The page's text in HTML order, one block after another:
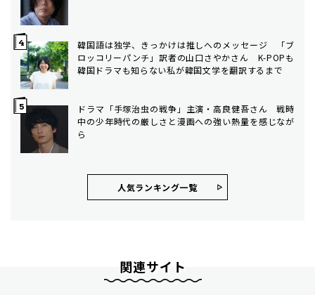
韓国語は独学、きっかけは推しへのメッセージ 「ブ
ロッコリーパンチ」訳者の山口さやかさん K-POPも
韓国ドラマも知らない私が韓国文学を翻訳するまで
ドラマ「手塚治虫の戦争」主演・高良健吾さん 戦時
中の少年時代の厳しさと漫画への強い熱量を感じなが
ら
人気ランキング⼀覧
関連サイト